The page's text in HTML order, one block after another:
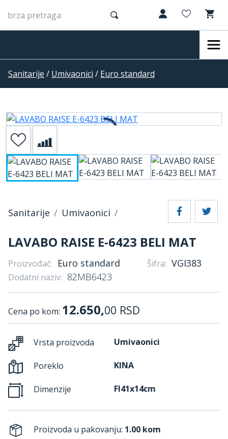
Sanitarije / Umivaonici / Euro standard
Sanitarije Umivaonici
LAVABO RAISE E-6423 BELI MAT
Proizvođač: Euro standard Šifra: VGI383
Dodatni naziv: 82MB6423
Cena po kom: 12.650,00 RSD
Vrsta proizvoda Umivaonici
Poreklo KINA
Dimenzije FI41x14cm
Proizvoda u pakovanju: 1.00 kom